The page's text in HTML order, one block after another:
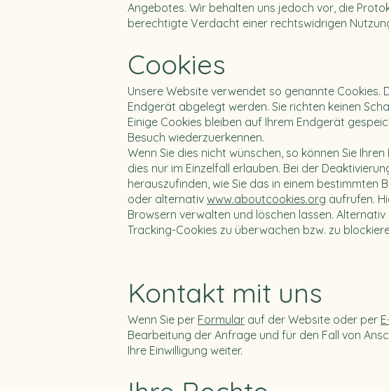
Angebotes. Wir behalten uns jedoch vor, die
berechtigte Verdacht einer rechtswidrigen
Cookies
Unsere Website verwendet so genannte Cookies.
Endgerät abgelegt werden. Sie richten keinen
Einige Cookies bleiben auf Ihrem Endgerät
Besuch wiederzuerkennen.
Wenn Sie dies nicht wünschen, so können Sie
dies nur im Einzelfall erlauben. Bei der
herauszufinden, wie Sie das in einem bestimmten
oder alternativ www.aboutcookies.org aufrufen.
Browsern verwalten und löschen lassen.
Tracking-Cookies zu überwachen bzw. zu
Kontakt mit uns
Wenn Sie per Formular auf der Website oder per
Bearbeitung der Anfrage und für den Fall von
Ihre Einwilligung weiter.